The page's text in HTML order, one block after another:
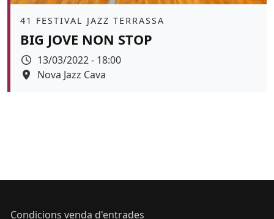
Àmbit
41 FESTIVAL JAZZ TERRASSA
BIG JOVE NON STOP
Data
13/03/2022 - 18:00
Espai
Nova Jazz Cava
Condicions venda d'entrades